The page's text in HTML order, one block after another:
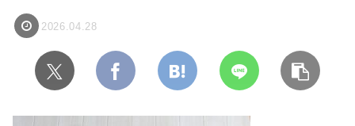
2026.04.28